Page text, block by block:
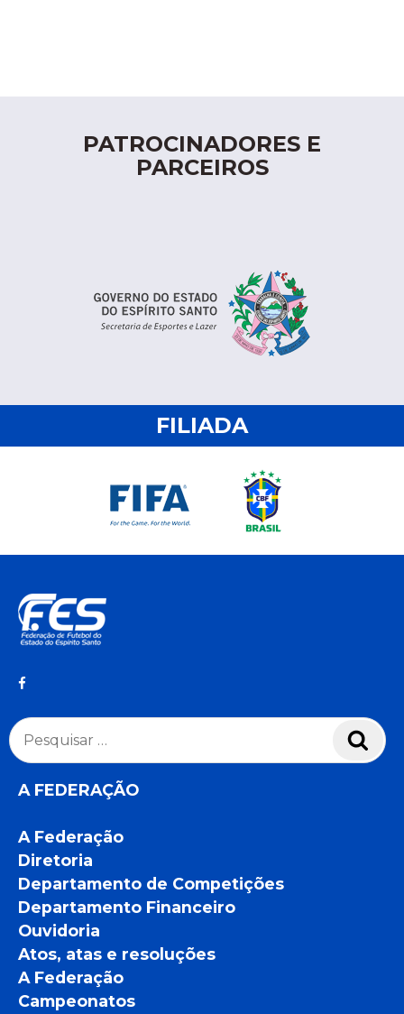
PATROCINADORES E
PARCEIROS
FILIADA
Pesquisar
por:
A FEDERAÇÃO
A Federação
Diretoria
Departamento de Competições
Departamento Financeiro
Ouvidoria
Atos, atas e resoluções
A Federação
Campeonatos